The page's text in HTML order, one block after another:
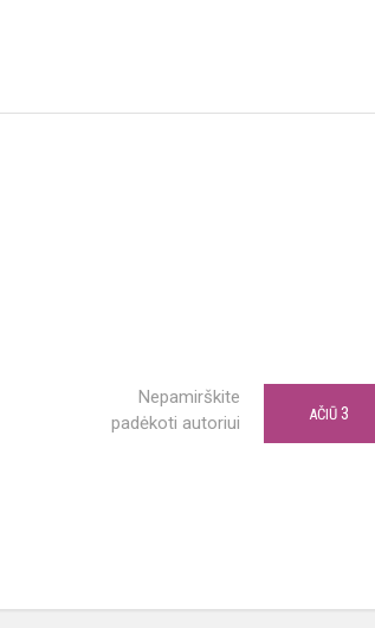
Nepamirškite
padėkoti autoriui
AČIŪ 3